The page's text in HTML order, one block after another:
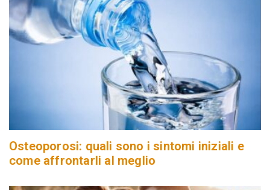
Osteoporosi: quali sono i sintomi iniziali e
come affrontarli al meglio